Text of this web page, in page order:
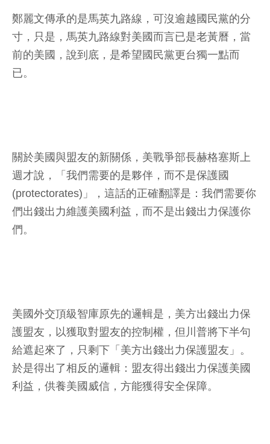
鄭麗文傳承的是馬英九路線，可沒逾越國民黨的分
寸，只是，馬英九路線對美國而言已是老黃曆，當
前的美國，說到底，是希望國民黨更台獨一點而
已。
關於美國與盟友的新關係，美戰爭部長赫格塞斯上
週才說，「我們需要的是夥伴，而不是保護國
(protectorates)」，這話的正確翻譯是：我們需要你
們出錢出力維護美國利益，而不是出錢出力保護你
們。
美國外交頂級智庫原先的邏輯是，美方出錢出力保
護盟友，以獲取對盟友的控制權，但川普將下半句
給遮起來了，只剩下「美方出錢出力保護盟友」。
於是得出了相反的邏輯：盟友得出錢出力保護美國
利益，供養美國威信，方能獲得安全保障。